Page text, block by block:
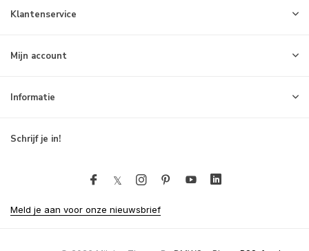
Klantenservice
Mijn account
Informatie
Schrijf je in!
Meld je aan voor onze nieuwsbrief